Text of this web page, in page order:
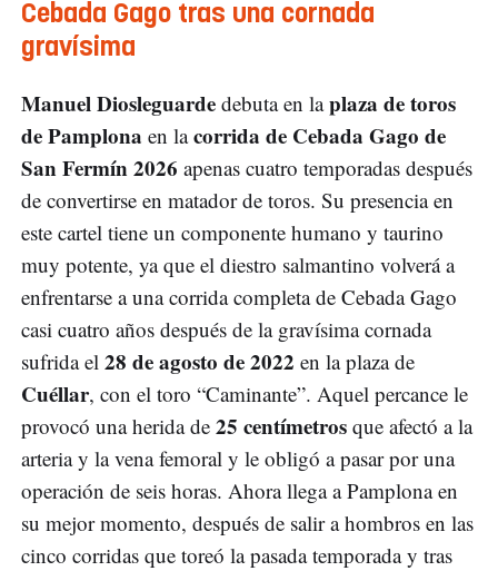
Cebada Gago tras una cornada
gravísima
Manuel Diosleguarde debuta en laplaza de toros
de Pamplona en lacorrida de Cebada Gago de
San Fermín 2026 apenas cuatro temporadas después
de convertirse en matador de toros. Su presencia en
este cartel tiene un componente humano y taurino
muy potente, ya que el diestro salmantino volverá a
enfrentarse a una corrida completa de Cebada Gago
casi cuatro años después de la gravísima cornada
sufrida el 28 de agosto de 2022 en la plaza de
Cuéllar, con el toro “Caminante”. Aquel percance le
provocó una herida de 25 centímetros que afectó a la
arteria y la vena femoral y le obligó a pasar por una
operación de seis horas. Ahora llega a Pamplona en
su mejor momento, después de salir a hombros en las
cinco corridas que toreó la pasada temporada y tras